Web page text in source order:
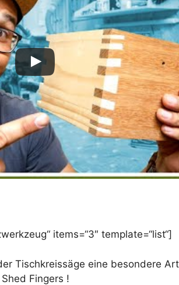
items=“3″ template=“list“]
Tischkreissäge eine besondere
Fingers !